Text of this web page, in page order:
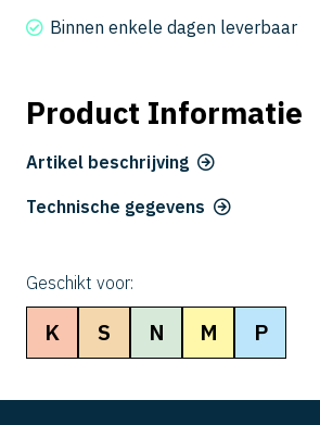
aantalBinnen enkele dagen leverbaar
Product Informatie
Artikel beschrijving
Technische gegevens
Geschikt voor:
K S N M P